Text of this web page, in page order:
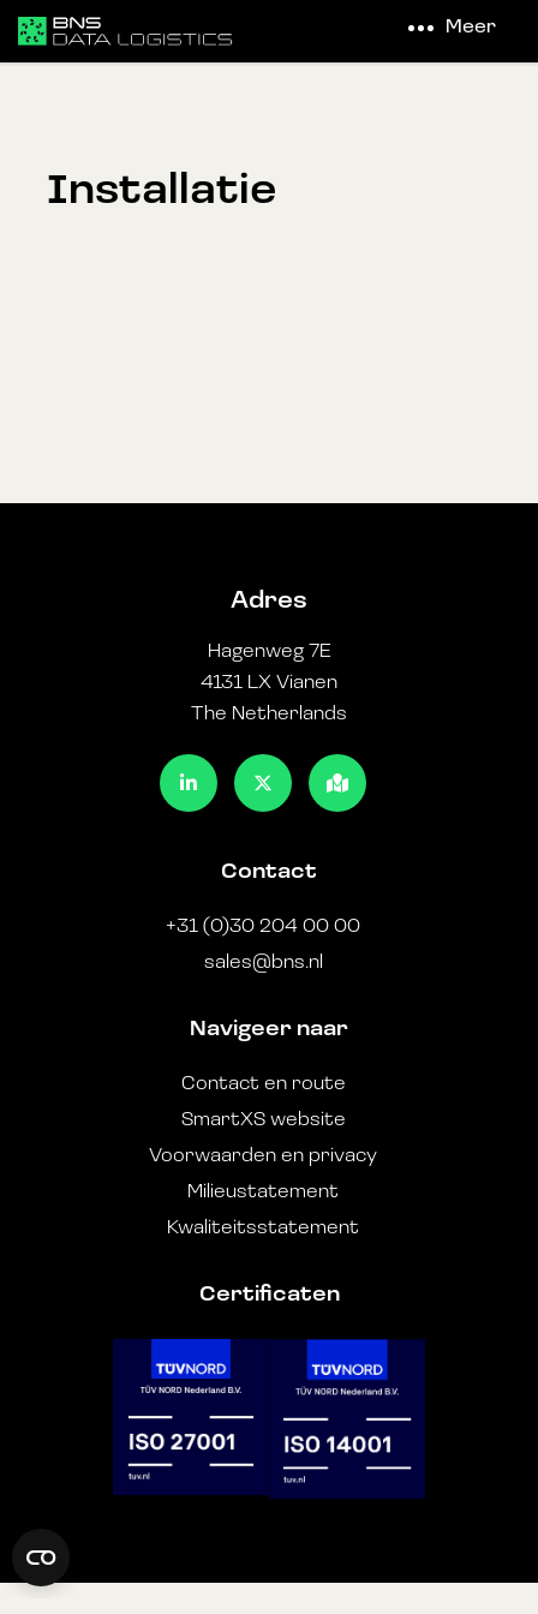
Meer
Installatie
Adres
Hagenweg 7E
4131 LX Vianen
The Netherlands
Contact
+31 (0)30 204 00 00
sales@bns.nl
Navigeer naar
Contact en route
SmartXS website
Voorwaarden en privacy
Milieustatement
Kwaliteitsstatement
Certificaten